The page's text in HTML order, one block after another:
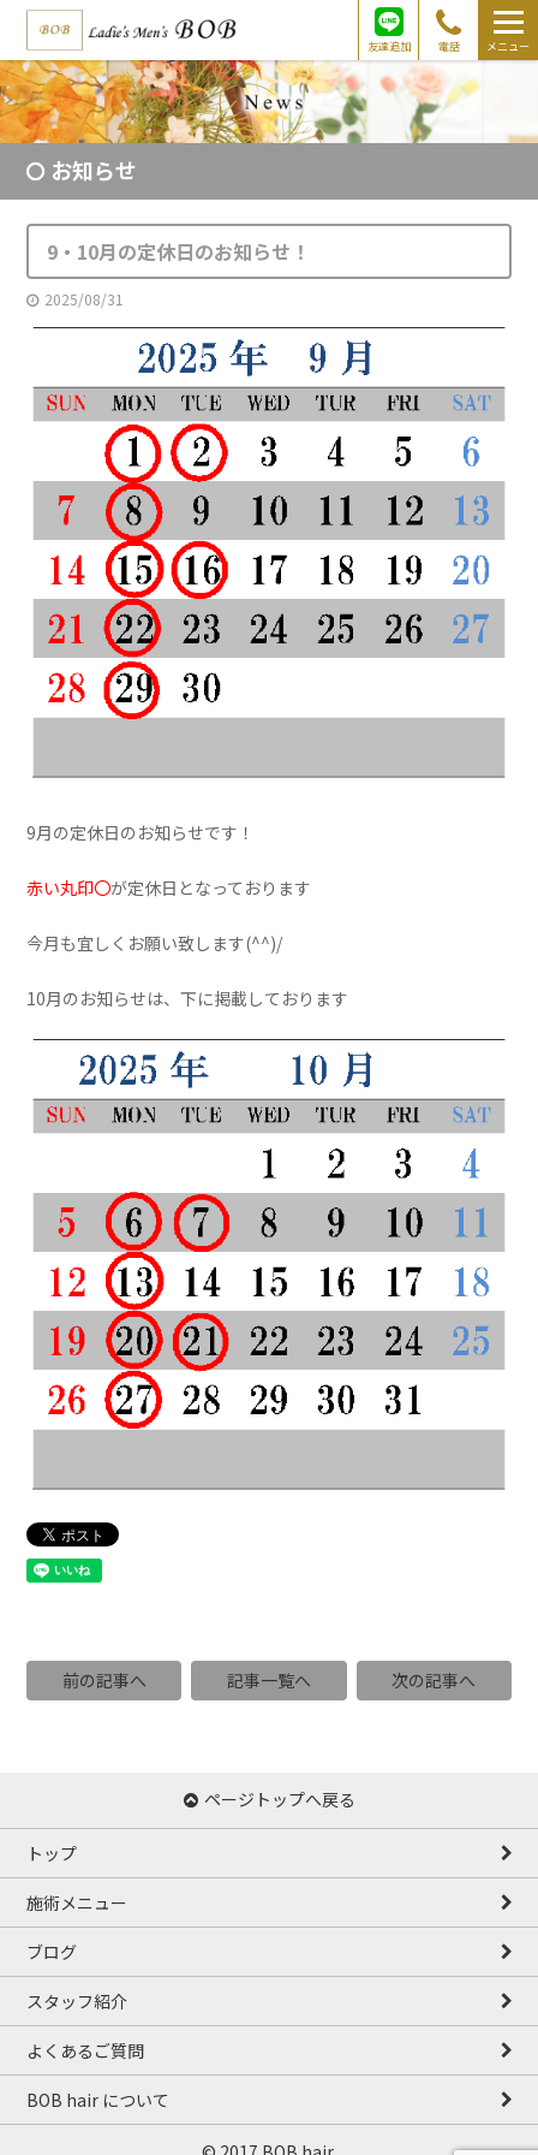
友達追加 電話 メニュー
お知らせ
9・10月の定休日のお知らせ！
2025/08/31
9月の定休日のお知らせです！
赤い丸印〇が定休日となっております
今月も宜しくお願い致します(^^)/
10月のお知らせは、下に掲載しております
前の記事へ 記事一覧へ 次の記事へ
ページトップへ戻る
トップ
施術メニュー
ブログ
スタッフ紹介
よくあるご質問
BOB hair について